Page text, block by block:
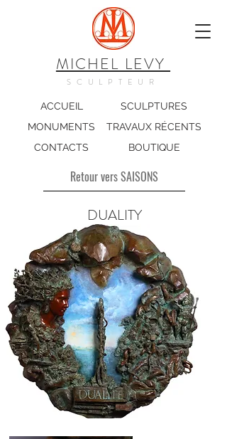
MICHEL LEVY
SCULPTEUR
ACCUEIL
SCULPTURES
MONUMENTS
TRAVAUX RÉCENTS
CONTACTS
BOUTIQUE
Retour vers SAISONS
DUALITY
Bronze polychrome – diamètre 100 cm